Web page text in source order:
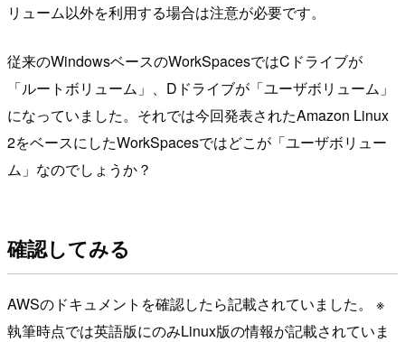
リューム以外を利用する場合は注意が必要です。
従来のWindowsベースのWorkSpacesではCドライブが
「ルートボリューム」、Dドライブが「ユーザボリューム」
になっていました。それでは今回発表されたAmazon Linux
2をベースにしたWorkSpacesではどこが「ユーザボリュー
ム」なのでしょうか？
確認してみる
AWSのドキュメントを確認したら記載されていました。 ※
執筆時点では英語版にのみLinux版の情報が記載されていま